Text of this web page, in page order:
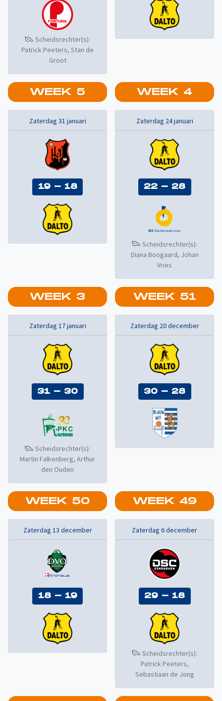
Scheidsrechter(s):
Patrick Peeters, Stan de
Groot
WEEK 5
Zaterdag 31 januari
19- 18
WEEK 4
Zaterdag 24 januari
22 - 28
Scheidsrechter(s):
Diana Boogaard, Johan
Vries
WEEK 3
Zaterdag 17 januari
31 - 30
Scheidsrechter(s):
Martin Falkenberg, Arthur
den Ouden
WEEK 51
Zaterdag 20 december
30 - 28
WEEK 50
Zaterdag 13 december
18- 19
WEEK 49
Zaterdag 6 december
29 - 18
Scheidsrechter(s):
Patrick Peeters,
Sebastiaan de Jong